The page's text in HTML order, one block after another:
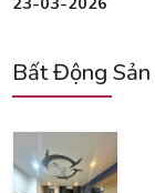
Bất Động